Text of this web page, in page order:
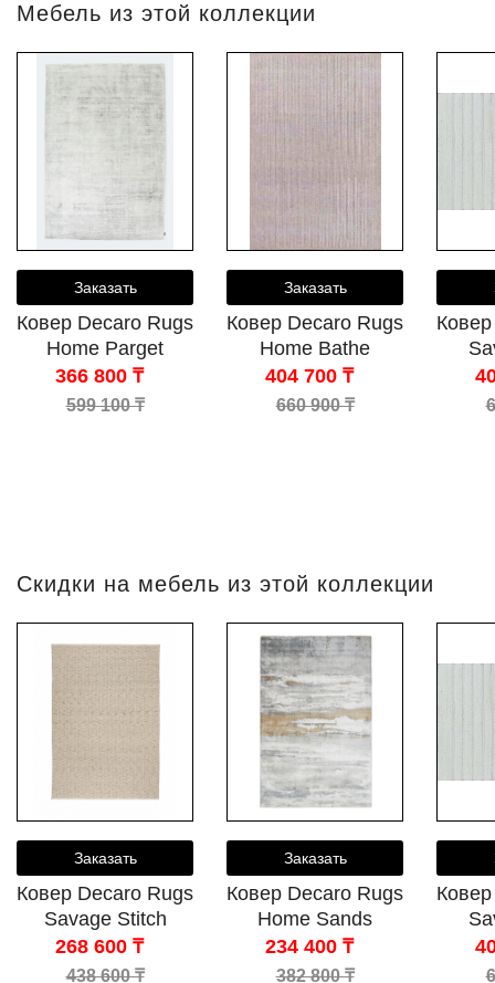
Мебель из этой коллекции
Ковер Decaro Rugs
Home Parget
366 800 ₸
599 100 ₸
Заказать
Ковер Decaro Rugs
Home Bathe
404 700 ₸
660 900 ₸
Заказать
Скидки на мебель из этой коллекции
Ковер Decaro Rugs
Savage Stitch
268 600 ₸
438 600 ₸
Заказать
Ковер Decaro Rugs
Home Sands
234 400 ₸
382 800 ₸
Заказать